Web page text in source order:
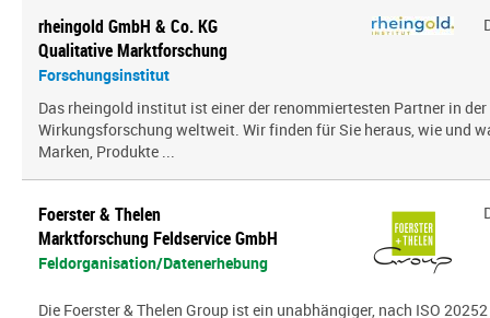
rheingold GmbH & Co. KG
Qualitative Marktforschung
Forschungsinstitut
Das rheingold institut ist einer der renommiertesten Partner in
Wirkungsforschung weltweit. Wir finden für Sie heraus, wie und
Marken, Produkte ...
Foerster & Thelen
Marktforschung Feldservice GmbH
Feldorganisation/Datenerhebung
Die Foerster & Thelen Group ist ein unabhängiger, nach ISO